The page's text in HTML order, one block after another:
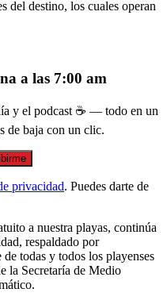
del destino, los cuales operan
a las 7:00 am
y el podcast ☕ — todo en un
de baja con un clic.
privacidad. Puedes darte de
a nuestra playas, continúa
respaldado por
todas y todos los playenses
la Secretaría de Medio